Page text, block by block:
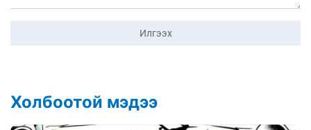
Илгээх
Холбоотой мэдээ